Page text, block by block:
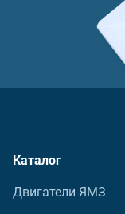
Каталог
Двигатели ЯМЗ